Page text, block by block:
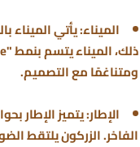
الميناء: يأتي الميناء
ومتناغمًا مع التصميم.
الإطار: يتميز الإطار
الفاخر. الزركون يلتقط